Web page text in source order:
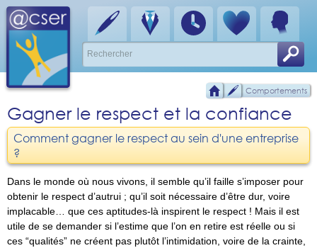
Comportements
Gagner le respect et la confiance
Comment gagner le respect au sein d'une entreprise
?
Dans le monde où nous vivons, il semble qu’il faille s’imposer pour
obtenir le respect d’autrui ; qu’il soit nécessaire d’être dur, voire
implacable… que ces aptitudes-là inspirent le respect ! Mais il est
utile de se demander si l’estime que l’on en retire est réelle ou si
ces “qualités” ne créent pas plutôt l’intimidation, voire de la crainte,